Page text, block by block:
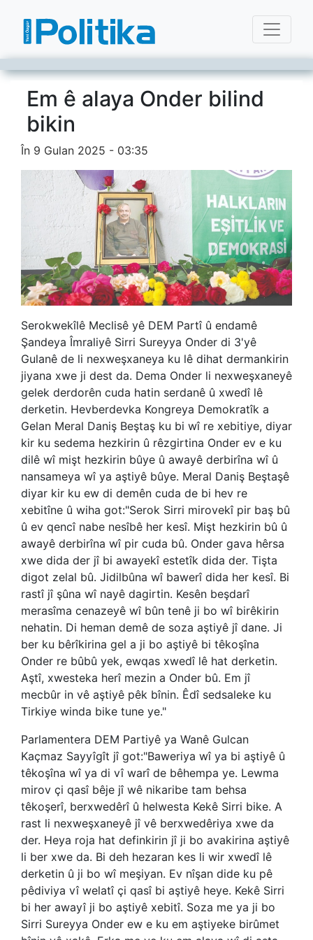
Em ê alaya Onder bilind
bikin
În 9 Gulan 2025 - 03:35
Serokwekîlê Meclisê yê DEM Partî û endamê
Şandeya Îmraliyê Sirri Sureyya Onder di 3'yê
Gulanê de li nexweşxaneya ku lê dihat dermankirin
jiyana xwe ji dest da. Dema Onder li nexweşxaneyê
gelek derdorên cuda hatin serdanê û xwedî lê
derketin. Hevberdevka Kongreya Demokratîk a
Gelan Meral Daniş Beştaş ku bi wî re xebitiye, diyar
kir ku sedema hezkirin û rêzgirtina Onder ev e ku
dilê wî mişt hezkirin bûye û awayê derbirîna wî û
nansameya wî ya aştiyê bûye. Meral Daniş Beştaşê
diyar kir ku ew di demên cuda de bi hev re
xebitîne û wiha got:"Serok Sirri mirovekî pir baş bû
û ev qencî nabe nesîbê her kesî. Mişt hezkirin bû û
awayê derbirîna wî pir cuda bû. Onder gava hêrsa
xwe dida der jî bi awayekî estetîk dida der. Tişta
digot zelal bû. Jidilbûna wî bawerî dida her kesî. Bi
rastî jî şûna wî nayê dagirtin. Kesên beşdarî
merasîma cenazeyê wî bûn tenê ji bo wî birêkirin
nehatin. Di heman demê de soza aştiyê jî dane. Ji
ber ku bêrîkirina gel a ji bo aştiyê bi têkoşîna
Onder re bûbû yek, ewqas xwedî lê hat derketin.
Aştî, xwesteka herî mezin a Onder bû. Em jî
mecbûr in vê aştiyê pêk bînin. Êdî sedsaleke ku
Tirkiye winda bike tune ye."
Parlamentera DEM Partiyê ya Wanê Gulcan
Kaçmaz Sayyîgît jî got:"Baweriya wî ya bi aştiyê û
têkoşîna wî ya di vî warî de bêhempa ye. Lewma
mirov çi qasî bêje jî wê nikaribe tam behsa
têkoşerî, berxwedêrî û helwesta Kekê Sirri bike. A
rast li nexweşxaneyê jî vê berxwedêriya xwe da
der. Heya roja hat definkirin jî ji bo avakirina aştiyê
li ber xwe da. Bi deh hezaran kes li wir xwedî lê
derketin û ji bo wî meşiyan. Ev nîşan dide ku pê
pêdiviya vî welatî çi qasî bi aştiyê heye. Kekê Sirri
bi her awayî ji bo aştiyê xebitî. Soza me ya ji bo
Sirri Sureyya Onder ew e ku em aştiyeke birûmet